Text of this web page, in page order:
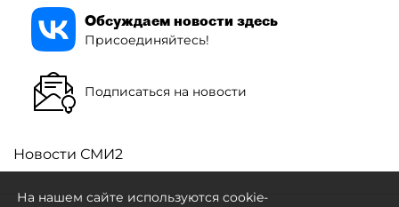
Обсуждаем новости здесь
Присоединяйтесь!
Подписаться на новости
Новости СМИ2
На нашем сайте используются cookie-